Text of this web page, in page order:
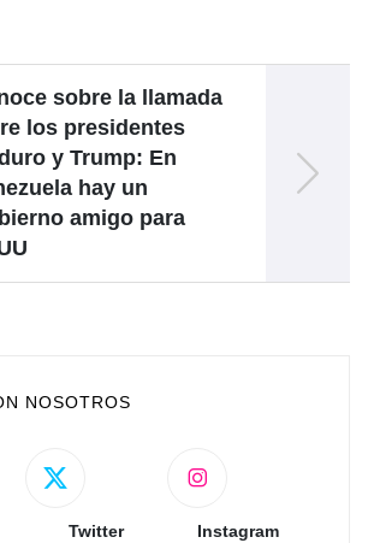
sobre la llamada
los presidentes
y Trump: En
hay un
amigo para
NOSOTROS
Twitter Instagram